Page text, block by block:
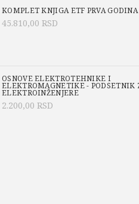
KOMPLET KNJIGA ETF PRVA GODINA
45.810,00 RSD
OSNOVE ELEKTROTEHNIKE I
ELEKTROMAGNETIKE - PODSETNIK
ELEKTROINŽENJERE
2.200,00 RSD